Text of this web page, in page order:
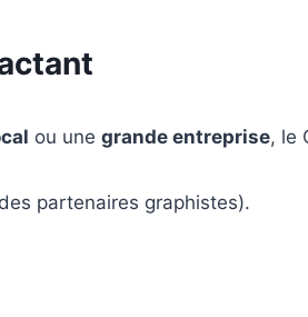
ou une grande entreprise, le
partenaires graphistes).